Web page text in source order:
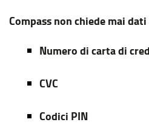
Compass non chiede mai
Numero di carta di
CVC
Codici PIN